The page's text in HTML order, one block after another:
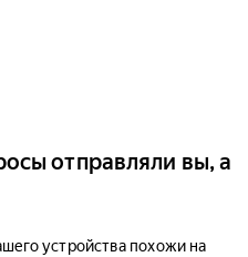
отправляли вы, а
устройства похожи на